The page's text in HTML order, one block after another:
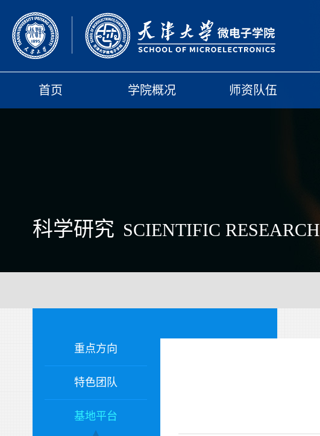
首页 学院概况 师资队伍
科学研究 SCIENTIFIC RESEARCH
重点方向
特色团队
基地平台